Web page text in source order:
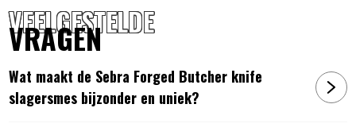
VEELGESTELDE
VRAGEN
Wat maakt de Sebra Forged Butcher knife
slagersmes bijzonder en uniek?